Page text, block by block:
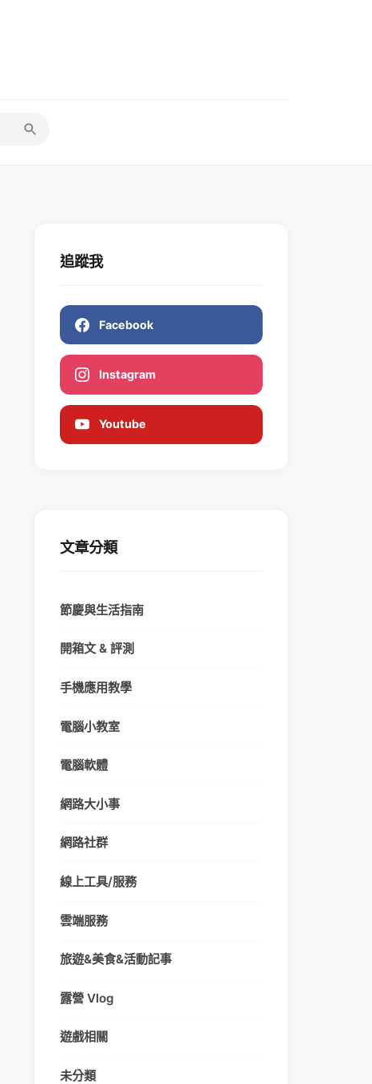
追蹤我
Facebook
Instagram
Youtube
文章分類
節慶與生活指南
開箱文 & 評測
手機應用教學
電腦小教室
電腦軟體
網路大小事
網路社群
線上工具/服務
雲端服務
旅遊&美食&活動記事
露營 Vlog
遊戲相關
未分類